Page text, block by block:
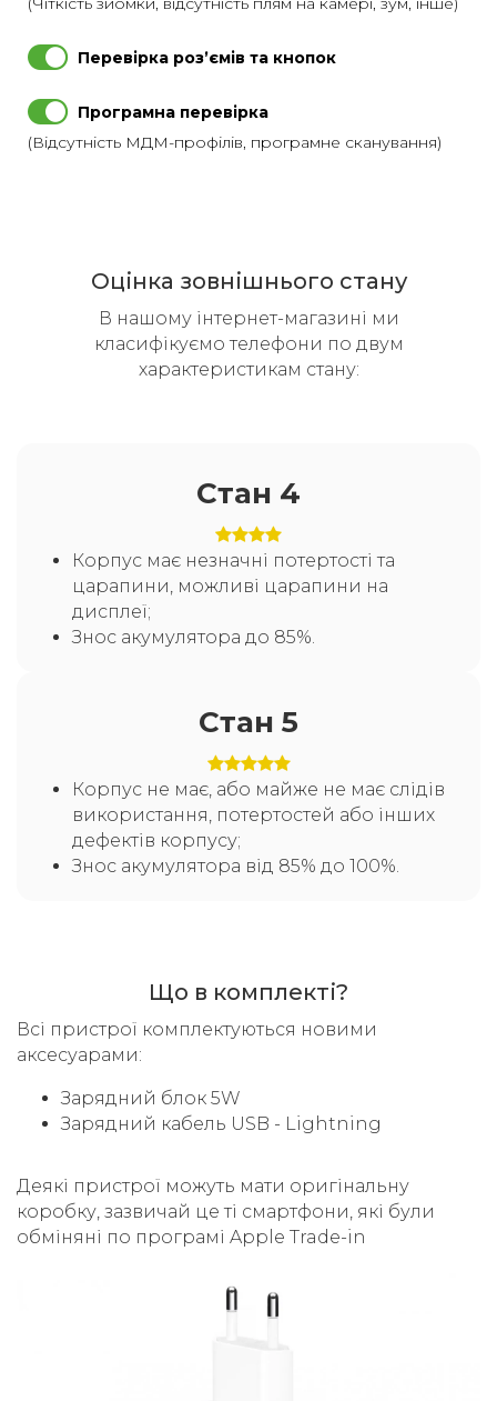
Перевірка розʼємів та кнопок
Програмна перевірка
(Відсутність МДМ-профілів, програмне сканування)
Оцінка зовнішнього стану
В нашому інтернет-магазині ми
класифікуємо телефони по двум
характеристикам стану:
Стан 4
Корпус має незначні потертості та
царапини, можливі царапини на
дисплеї;
Знос акумулятора до 85%.
Стан 5
Корпус не має, або майже не має слідів
використання, потертостей або інших
дефектів корпусу;
Знос акумулятора від 85% до 100%.
Що в комплекті?
Всі пристрої комплектуються новими
аксесуарами:
Зарядний блок 5W
Зарядний кабель USB - Lightning
Деякі пристрої можуть мати оригінальну
коробку, зазвичай це ті смартфони, які були
обміняні по програмі Apple Trade-in